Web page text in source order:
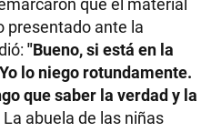
presentado ante la
"Bueno, si está en la
lo niego rotundamente.
que saber la verdad y la
La abuela de las niñas